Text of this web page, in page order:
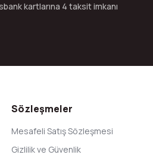
kartlarına 4 taksit imkanı
Sözleşmeler
Mesafeli Satış Sözleşmesi
Gizlilik ve Güvenlik